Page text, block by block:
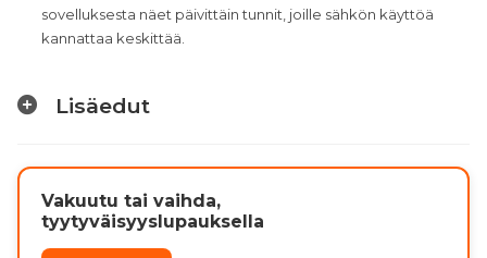
sovelluksesta näet päivittäin tunnit, joille sähkön käyttöä
kannattaa keskittää.
Lisäedut
Vakuutu tai vaihda,
tyytyväisyyslupauksella